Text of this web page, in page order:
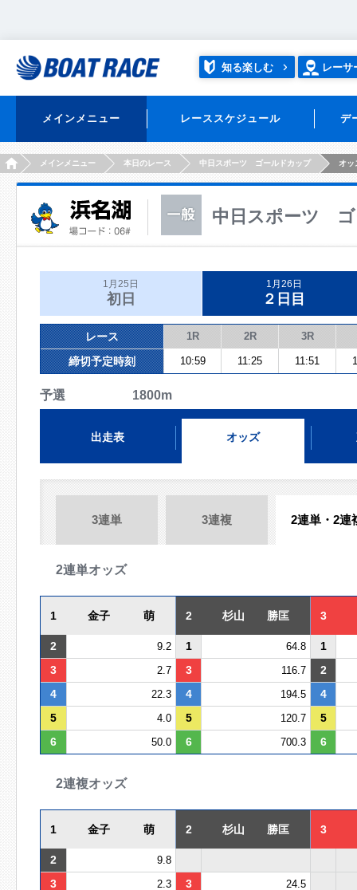
知る楽しむ レーサ
メインメニュー レーススケジュール デ
HOMEメインメニュー 本日のレース 中日スポーツ ゴールドカップ オッ
中日スポーツ ゴ
1月25日
初日
1月26日
２日目
レース 1R 2R 3R
締切予定時刻 10:59 11:25 11:51
予選 1800m
出走表 オッズ
3連単 3連複 2連単・2連
2連単オッズ
1 金子 萌 2 杉山 勝匡 3
2 9.2 1 64.8
1
3
2.7 3 116.7
2
4
22.3 4 194.5
4
5
4.0 5 120.7
5
6
50.0 6 700.3 6
2連複オッズ
1 金子 萌 2 杉山 勝匡 3
2 9.8
3 2.3 3 24.5